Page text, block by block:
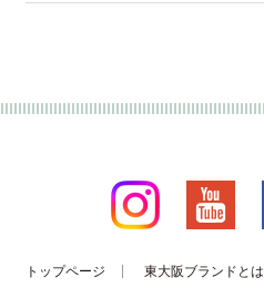
トップページ 東大阪ブランドとは